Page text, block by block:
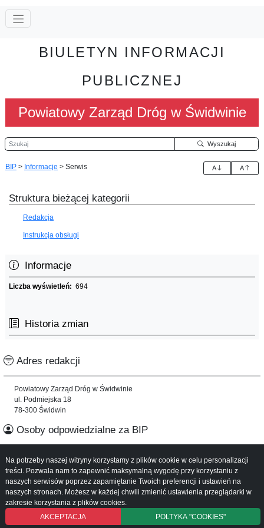
BIULETYN INFORMACJI
PUBLICZNEJ
Powiatowy Zarząd Dróg w Świdwinie
Szukaj Wyszukaj
BIP > Informacje > Serwis A A
Struktura bieżącej kategorii
Redakcja
Instrukcja obsługi
Informacje
Liczba wyświetleń: 694
Historia zmian
Adres redakcji
Powiatowy Zarząd Dróg w Świdwinie
ul. Podmiejska 18
78-300 Świdwin
Osoby odpowiedzialne za BIP
Informacje o serwisie
Mapa serwisu
Instrukcja obsługi
Na potrzeby naszej witryny korzystamy z plików cookie w celu personalizacji
treści. Pozwala nam to zapewnić maksymalną wygodę przy korzystaniu z
naszych serwisów poprzez zapamiętanie Twoich preferencji i ustawień na
naszych stronach. Możesz w każdej chwili zmienić ustawienia przeglądarki w
zakresie korzystania z plików cookies.
AKCEPTACJA
POLTYKA "COOKIES"